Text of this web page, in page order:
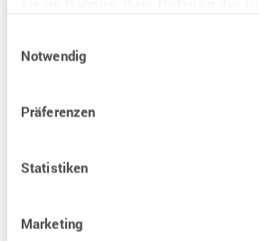
Notwendig
Präferenzen
Statistiken
Marketing
Wie kann ich als gleichgeschlechtliches
Was sind die Bedingungen einer
Was sind die Voraussetzungen für eine
Wie ist die rechtliche Grundlagen?